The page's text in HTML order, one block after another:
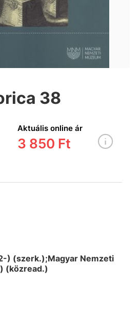
38
Aktuális online ár
3 850 Ft
) (szerk.);Magyar Nemzeti
(közread.)